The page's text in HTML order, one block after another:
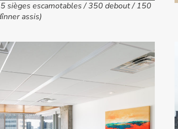
sièges escamotables / 350 debout / 150
assis)